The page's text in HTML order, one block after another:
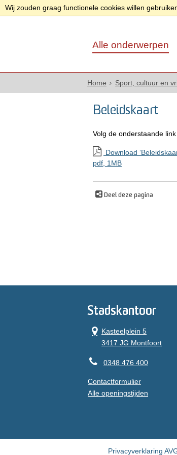
Wij zouden graag functionele cookies willen
Alle onderwerpen
Home Sport, cultuur en
Beleidskaart
Volg de onderstaande
Download
pdf , 1MB
Deel deze pagina
Stadskantoor
Kasteelplein 5
3417 JG Montfoort
0348 476 400
Contactformulier
Alle openingstijden
Privacyverklaring